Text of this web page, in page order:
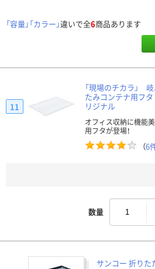
「容量」「カラー」違いで全6商品あります
「現場のチカラ」
たみコンテナ用フ
リジナル
オフィス収納に機能
用フタが登場！
（6
11
数量
サンコー 折りた